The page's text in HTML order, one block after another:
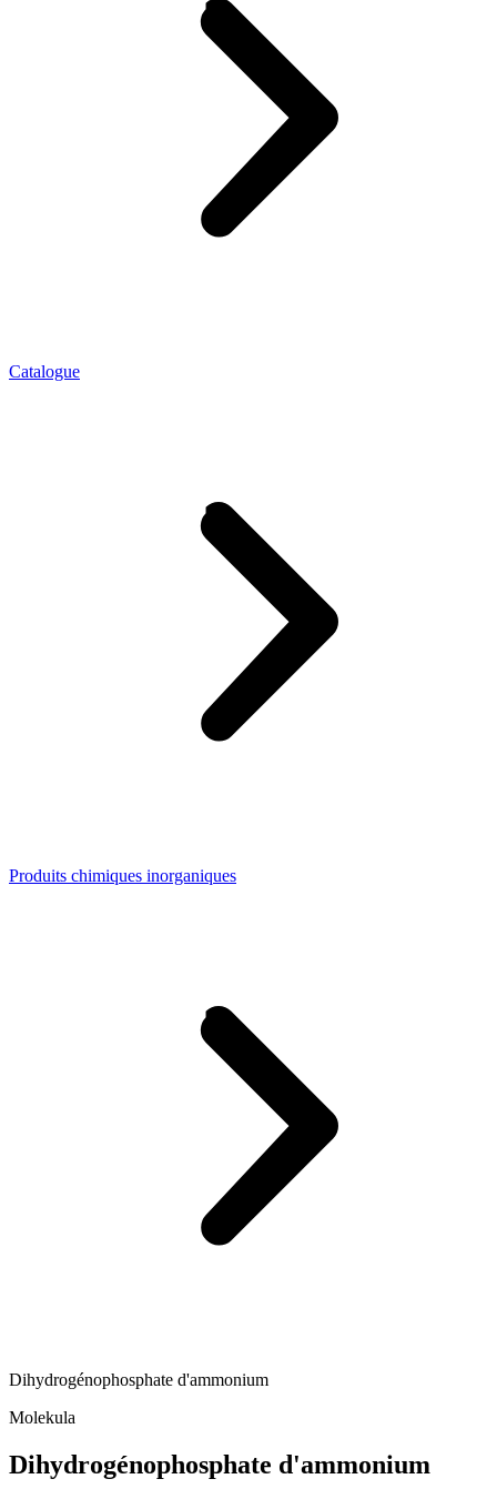
Catalogue
Produits chimiques inorganiques
Dihydrogénophosphate d'ammonium
Molekula
Dihydrogénophosphate d'ammonium